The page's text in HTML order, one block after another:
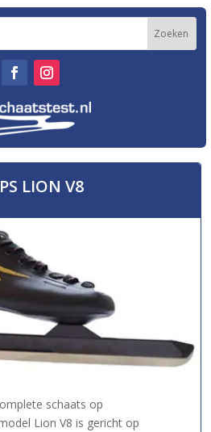
LION V8
schaats op
Lion V8 is gericht op